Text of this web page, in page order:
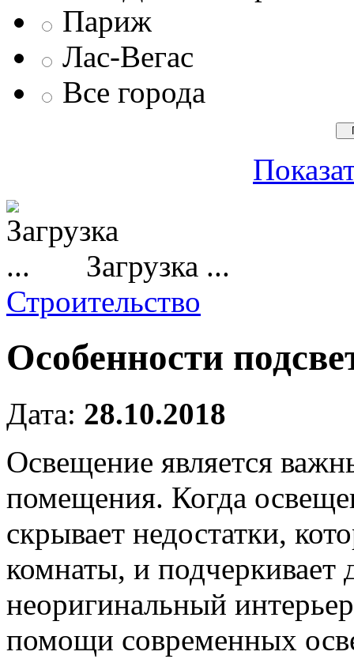
Париж
Лас-Вегас
Все города
Загрузка ...
Строительство
Особенности
Дата: 28.10.2018
Освещение является
помещения. Когда
скрывает недостатки,
комнаты, и
неоригинальный
помощи современных